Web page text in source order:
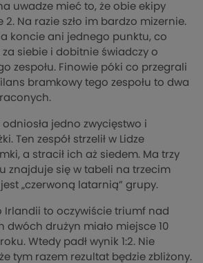
uwadze mieć to, że obie ekipy
Na razie szło im bardzo mizernie.
koncie ani jednego punktu, co
siebie i dobitnie świadczy o
zespołu. Finowie póki co przegrali
bramkowy tego zespołu to dwa
jedno zwycięstwo i
Ten zespół strzelił w Lidze
a stracił ich aż siedem. Ma trzy
znajduje się w tabeli na trzecim
„czerwoną latarnią” grupy.
Irlandii to oczywiście triumf nad
dwóch drużyn miało miejsce 10
Wtedy padł wynik 1:2. Nie
tym razem rezultat będzie zbliżony.